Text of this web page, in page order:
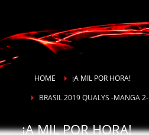
HOME
¡A MIL POR HORA!
BRASIL 2019 QUALYS -MANGA 2-
¡A MIL POR HORA!